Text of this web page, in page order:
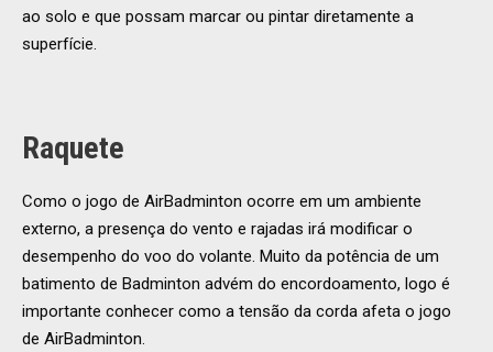
ao solo e que possam marcar ou pintar diretamente a
superfície.
Raquete
Como o jogo de AirBadminton ocorre em um ambiente
externo, a presença do vento e rajadas irá modificar o
desempenho do voo do volante. Muito da potência de um
batimento de Badminton advém do encordoamento, logo é
importante conhecer como a tensão da corda afeta o jogo
de AirBadminton.